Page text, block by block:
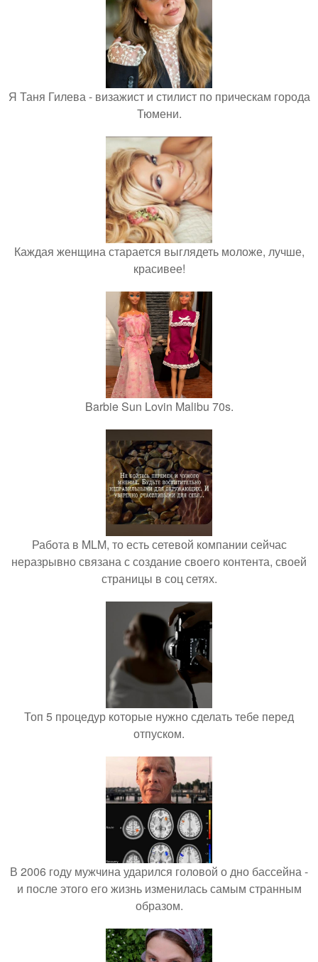
Я Таня Гилева - визажист и стилист по прическам города
Тюмени.
Каждая женщина старается выглядеть моложе, лучше,
красивее!
Barbie Sun Lovin Malibu 70s.
Работа в MLM, то есть сетевой компании сейчас
неразрывно связана с создание своего контента, своей
страницы в соц сетях.
Топ 5 процедур которые нужно сделать тебе перед
отпуском.
В 2006 году мужчина ударился головой о дно бассейна -
и после этого его жизнь изменилась самым странным
образом.